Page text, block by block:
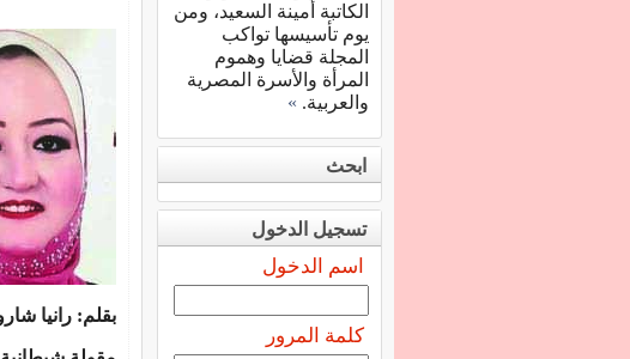
بقلم: رانيا
الكاتبة أمينة السعيد، ومن
يوم تأسيسها تواكب
المجلة قضايا وهموم
المرأة والأسرة المصرية
والعربية. »
ابحث
تسجيل الدخول
اسم الدخول
كلمة المرور